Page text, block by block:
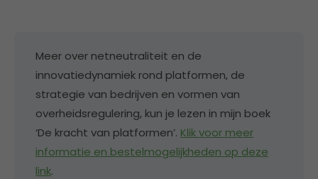
Meer over netneutraliteit en de
innovatiedynamiek rond platformen, de
strategie van bedrijven en vormen van
overheidsregulering, kun je lezen in mijn boek
‘De kracht van platformen’. Klik voor meer
informatie en bestelmogelijkheden op deze
link.